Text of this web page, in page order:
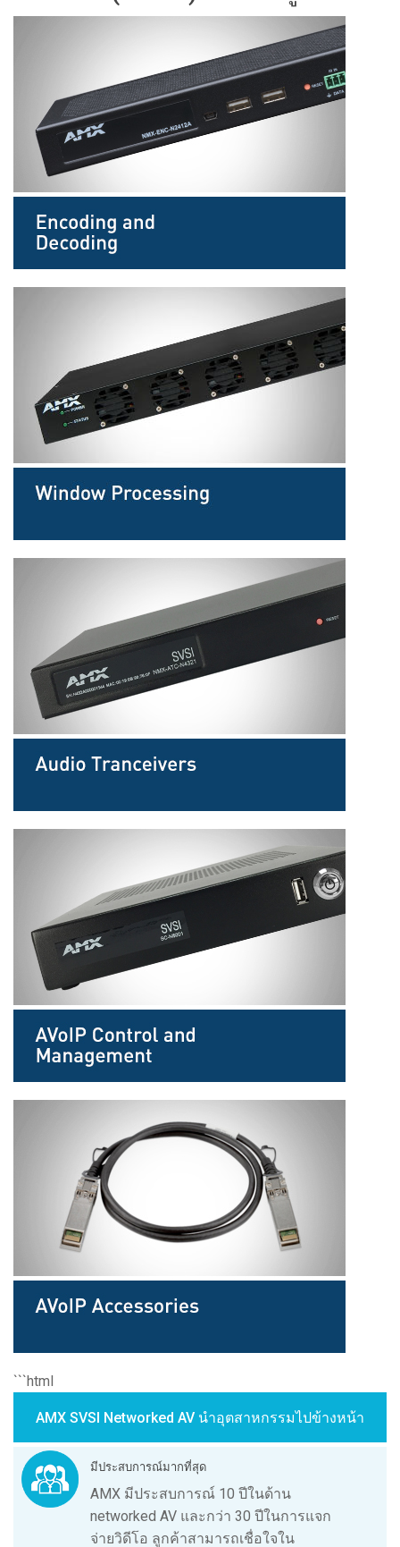
```html
AMX SVSI Networked AV นำอุตสาหกรรมไปข้างหน้า
มีประสบการณ์มากที่สุด
AMX มีประสบการณ์ 10 ปีในด้าน
networked AV และกว่า 30 ปีในการแจก
จ่ายวิดีโอ ลูกค้าสามารถเชื่อใจใน